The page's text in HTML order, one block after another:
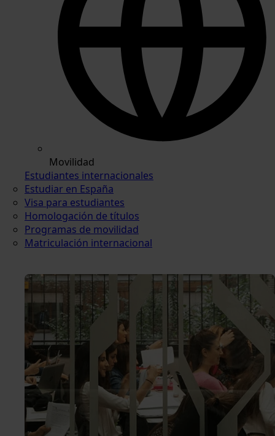
Movilidad
Estudiantes internacionales
Estudiar en España
Visa para estudiantes
Homologación de títulos
Programas de movilidad
Matriculación internacional